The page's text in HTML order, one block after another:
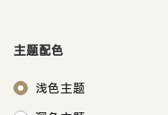
主题配色
浅色主题